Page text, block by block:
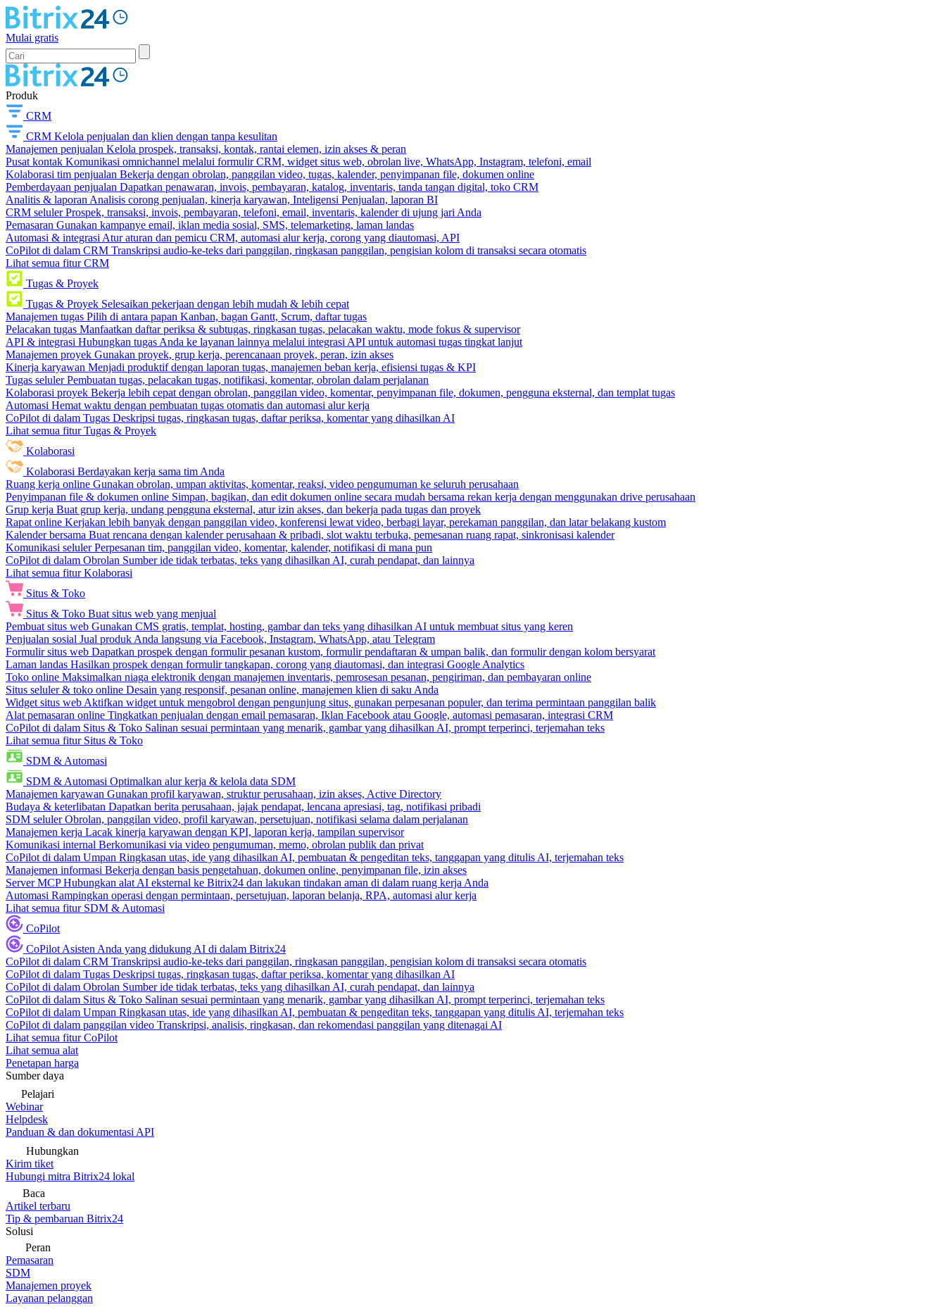
Mulai gratis
Produk
CRM
CRM Kelola penjualan dan klien dengan tanpa kesulitan
Manajemen penjualan Kelola prospek, transaksi, kontak, rantai elemen, izin akses & peran
Pusat kontak Komunikasi omnichannel melalui formulir CRM, widget situs web, obrolan live, WhatsApp, Instagram, telefoni, email
Kolaborasi tim penjualan Bekerja dengan obrolan, panggilan video, tugas, kalender, penyimpanan file, dokumen online
Pemberdayaan penjualan Dapatkan penawaran, invois, pembayaran, katalog, inventaris, tanda tangan digital, toko CRM
Analitis & laporan Analisis corong penjualan, kinerja karyawan, Inteligensi Penjualan, laporan BI
CRM seluler Prospek, transaksi, invois, pembayaran, telefoni, email, inventaris, kalender di ujung jari Anda
Pemasaran Gunakan kampanye email, iklan media sosial, SMS, telemarketing, laman landas
Automasi & integrasi Atur aturan dan pemicu CRM, automasi alur kerja, corong yang diautomasi, API
CoPilot di dalam CRM Transkripsi audio-ke-teks dari panggilan, ringkasan panggilan, pengisian kolom di transaksi secara otomatis
Lihat semua fitur CRM
Tugas & Proyek
Tugas & Proyek Selesaikan pekerjaan dengan lebih mudah & lebih cepat
Manajemen tugas Pilih di antara papan Kanban, bagan Gantt, Scrum, daftar tugas
Pelacakan tugas Manfaatkan daftar periksa & subtugas, ringkasan tugas, pelacakan waktu, mode fokus & supervisor
API & integrasi Hubungkan tugas Anda ke layanan lainnya melalui integrasi API untuk automasi tugas tingkat lanjut
Manajemen proyek Gunakan proyek, grup kerja, perencanaan proyek, peran, izin akses
Kinerja karyawan Menjadi produktif dengan laporan tugas, manajemen beban kerja, efisiensi tugas & KPI
Tugas seluler Pembuatan tugas, pelacakan tugas, notifikasi, komentar, obrolan dalam perjalanan
Kolaborasi proyek Bekerja lebih cepat dengan obrolan, panggilan video, komentar, penyimpanan file, dokumen, pengguna eksternal, dan templat tugas
Automasi Hemat waktu dengan pembuatan tugas otomatis dan automasi alur kerja
CoPilot di dalam Tugas Deskripsi tugas, ringkasan tugas, daftar periksa, komentar yang dihasilkan AI
Lihat semua fitur Tugas & Proyek
Kolaborasi
Kolaborasi Berdayakan kerja sama tim Anda
Ruang kerja online Gunakan obrolan, umpan aktivitas, komentar, reaksi, video pengumuman ke seluruh perusahaan
Penyimpanan file & dokumen online Simpan, bagikan, dan edit dokumen online secara mudah bersama rekan kerja dengan menggunakan drive perusahaan
Grup kerja Buat grup kerja, undang pengguna eksternal, atur izin akses, dan bekerja pada tugas dan proyek
Rapat online Kerjakan lebih banyak dengan panggilan video, konferensi lewat video, berbagi layar, perekaman panggilan, dan latar belakang kustom
Kalender bersama Buat rencana dengan kalender perusahaan & pribadi, slot waktu terbuka, pemesanan ruang rapat, sinkronisasi kalender
Komunikasi seluler Perpesanan tim, panggilan video, komentar, kalender, notifikasi di mana pun
CoPilot di dalam Obrolan Sumber ide tidak terbatas, teks yang dihasilkan AI, curah pendapat, dan lainnya
Lihat semua fitur Kolaborasi
Situs & Toko
Situs & Toko Buat situs web yang menjual
Pembuat situs web Gunakan CMS gratis, templat, hosting, gambar dan teks yang dihasilkan AI untuk membuat situs yang keren
Penjualan sosial Jual produk Anda langsung via Facebook, Instagram, WhatsApp, atau Telegram
Formulir situs web Dapatkan prospek dengan formulir pesanan kustom, formulir pendaftaran & umpan balik, dan formulir dengan kolom bersyarat
Laman landas Hasilkan prospek dengan formulir tangkapan, corong yang diautomasi, dan integrasi Google Analytics
Toko online Maksimalkan niaga elektronik dengan manajemen inventaris, pemrosesan pesanan, pengiriman, dan pembayaran online
Situs seluler & toko online Desain yang responsif, pesanan online, manajemen klien di saku Anda
Widget situs web Aktifkan widget untuk mengobrol dengan pengunjung situs, gunakan perpesanan populer, dan terima permintaan panggilan balik
Alat pemasaran online Tingkatkan penjualan dengan email pemasaran, Iklan Facebook atau Google, automasi pemasaran, integrasi CRM
CoPilot di dalam Situs & Toko Salinan sesuai permintaan yang menarik, gambar yang dihasilkan AI, prompt terperinci, terjemahan teks
Lihat semua fitur Situs & Toko
SDM & Automasi
SDM & Automasi Optimalkan alur kerja & kelola data SDM
Manajemen karyawan Gunakan profil karyawan, struktur perusahaan, izin akses, Active Directory
Budaya & keterlibatan Dapatkan berita perusahaan, jajak pendapat, lencana apresiasi, tag, notifikasi pribadi
SDM seluler Obrolan, panggilan video, profil karyawan, persetujuan, notifikasi selama dalam perjalanan
Manajemen kerja Lacak kinerja karyawan dengan KPI, laporan kerja, tampilan supervisor
Komunikasi internal Berkomunikasi via video pengumuman, memo, obrolan publik dan privat
CoPilot di dalam Umpan Ringkasan utas, ide yang dihasilkan AI, pembuatan & pengeditan teks, tanggapan yang ditulis AI, terjemahan teks
Manajemen informasi Bekerja dengan basis pengetahuan, dokumen online, penyimpanan file, izin akses
Server MCP Hubungkan alat AI eksternal ke Bitrix24 dan lakukan tindakan aman di dalam ruang kerja Anda
Automasi Rampingkan operasi dengan permintaan, persetujuan, laporan belanja, RPA, automasi alur kerja
Lihat semua fitur SDM & Automasi
CoPilot
CoPilot Asisten Anda yang didukung AI di dalam Bitrix24
CoPilot di dalam CRM Transkripsi audio-ke-teks dari panggilan, ringkasan panggilan, pengisian kolom di transaksi secara otomatis
CoPilot di dalam Tugas Deskripsi tugas, ringkasan tugas, daftar periksa, komentar yang dihasilkan AI
CoPilot di dalam Obrolan Sumber ide tidak terbatas, teks yang dihasilkan AI, curah pendapat, dan lainnya
CoPilot di dalam Situs & Toko Salinan sesuai permintaan yang menarik, gambar yang dihasilkan AI, prompt terperinci, terjemahan teks
CoPilot di dalam Umpan Ringkasan utas, ide yang dihasilkan AI, pembuatan & pengeditan teks, tanggapan yang ditulis AI, terjemahan teks
CoPilot di dalam panggilan video Transkripsi, analisis, ringkasan, dan rekomendasi panggilan yang ditenagai AI
Lihat semua fitur CoPilot
Lihat semua alat
Penetapan harga
Sumber daya
Pelajari
Webinar
Helpdesk
Panduan & dan dokumentasi API
Hubungkan
Kirim tiket
Hubungi mitra Bitrix24 lokal
Baca
Artikel terbaru
Tip & pembaruan Bitrix24
Solusi
Peran
Pemasaran
SDM
Manajemen proyek
Layanan pelanggan